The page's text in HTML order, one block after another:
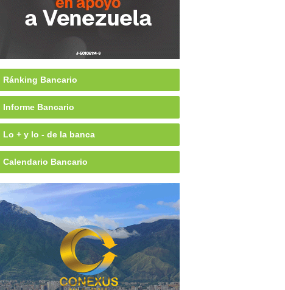
Ránking Bancario
Informe Bancario
Lo + y lo - de la banca
Calendario Bancario